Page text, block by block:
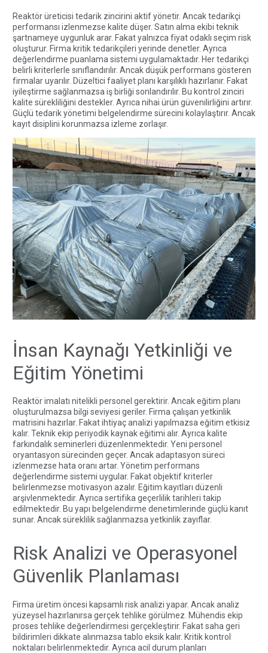
Reaktör üreticisi tedarik zincirini aktif yönetir. Ancak tedarikçi
performansı izlenmezse kalite düşer. Satın alma ekibi teknik
şartnameye uygunluk arar. Fakat yalnızca fiyat odaklı seçim risk
oluşturur. Firma kritik tedarikçileri yerinde denetler. Ayrıca
değerlendirme puanlama sistemi uygulamaktadır. Her tedarikçi
belirli kriterlerle sınıflandırılır. Ancak düşük performans gösteren
firmalar uyarılır. Düzeltici faaliyet planı karşılıklı hazırlanır. Fakat
iyileştirme sağlanmazsa iş birliği sonlandırılır. Bu kontrol zinciri
kalite sürekliliğini destekler. Ayrıca nihai ürün güvenilirliğini artırır.
Güçlü tedarik yönetimi belgelendirme sürecini kolaylaştırır. Ancak
kayıt disiplini korunmazsa izleme zorlaşır.
İnsan Kaynağı Yetkinliği ve
Eğitim Yönetimi
Reaktör imalatı nitelikli personel gerektirir. Ancak eğitim planı
oluşturulmazsa bilgi seviyesi geriler. Firma çalışan yetkinlik
matrisini hazırlar. Fakat ihtiyaç analizi yapılmazsa eğitim etkisiz
kalır. Teknik ekip periyodik kaynak eğitimi alır. Ayrıca kalite
farkındalık seminerleri düzenlenmektedir. Yeni personel
oryantasyon sürecinden geçer. Ancak adaptasyon süreci
izlenmezse hata oranı artar. Yönetim performans
değerlendirme sistemi uygular. Fakat objektif kriterler
belirlenmezse motivasyon azalır. Eğitim kayıtları düzenli
arşivlenmektedir. Ayrıca sertifika geçerlilik tarihleri takip
edilmektedir. Bu yapı belgelendirme denetimlerinde güçlü kanıt
sunar. Ancak süreklilik sağlanmazsa yetkinlik zayıflar.
Risk Analizi ve Operasyonel
Güvenlik Planlaması
Firma üretim öncesi kapsamlı risk analizi yapar. Ancak analiz
yüzeysel hazırlanırsa gerçek tehlike görülmez. Mühendis ekip
proses tehlike değerlendirmesi gerçekleştirir. Fakat saha geri
bildirimleri dikkate alınmazsa tablo eksik kalır. Kritik kontrol
noktaları belirlenmektedir. Ayrıca acil durum planları